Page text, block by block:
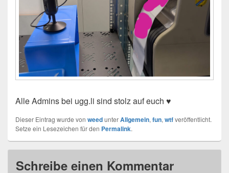
Alle Admins bei ugg.li sind stolz auf euch ♥️
Dieser Eintrag wurde von weedunterAllgemein,fun,wtfveröffentlicht.
Setze ein Lesezeichen für den Permalink.
Schreibe einen Kommentar